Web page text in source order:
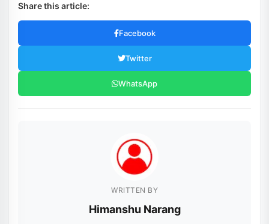
Share this article:
Facebook
Twitter
WhatsApp
WRITTEN BY
Himanshu Narang